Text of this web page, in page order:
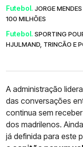
Futebol. JORGE
100 MILHÕES
Futebol. SPORTING
HJULMAND, TRINCÃO E
A administração
das conversações
continua sem
dos madrilenos.
já definida para este